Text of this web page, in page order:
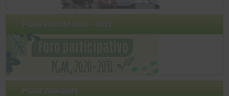
PGAR FORUM 2020 – 2031
PGAR 2020 2031